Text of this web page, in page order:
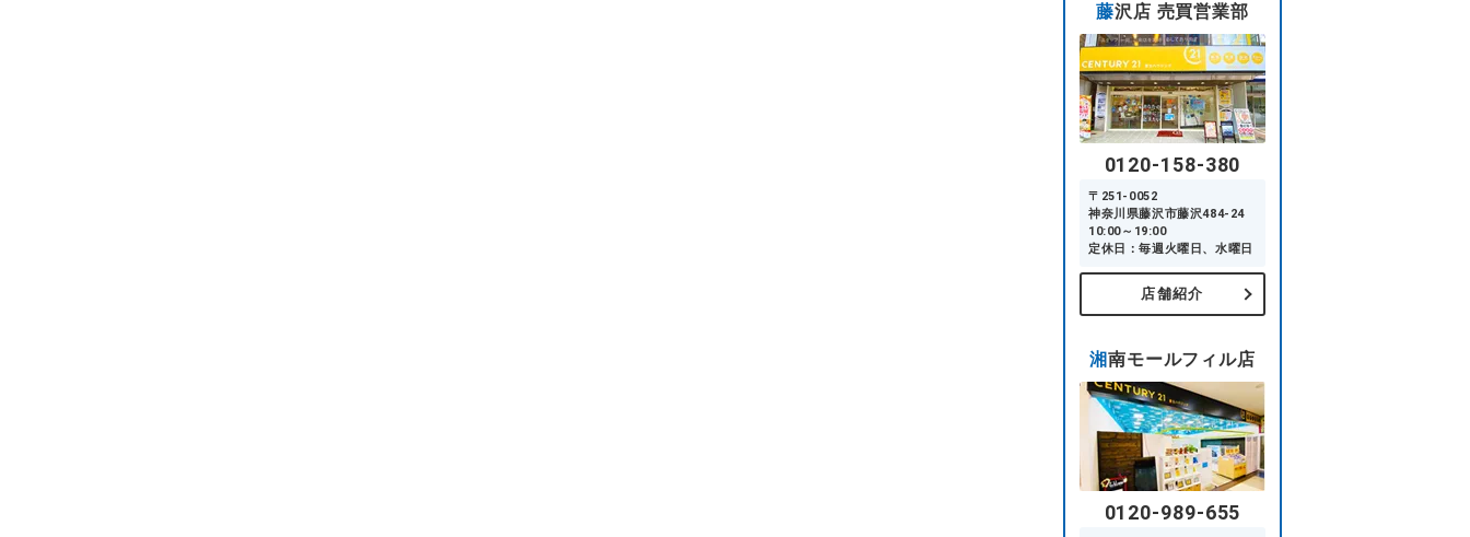
藤沢店 売買営業部
0120-158-380
〒251-0052
神奈川県藤沢市藤沢484-24
10:00～19:00
定休日：毎週火曜日、水曜日
店舗紹介
湘南モールフィル店
0120-989-655